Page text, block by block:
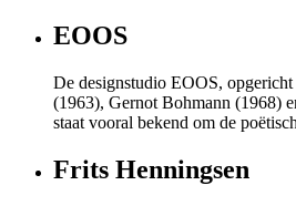
EOOS
De designstudio EOOS,
(1963), Gernot Bohmann (1968)
staat vooral bekend om de
Frits Henningsen